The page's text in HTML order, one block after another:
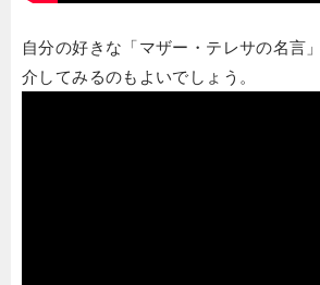
自分の好きな「マザー・テレサの名言
介してみるのもよいでしょう。